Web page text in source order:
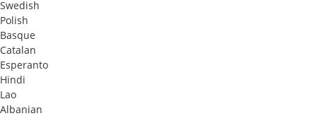
Swedish
Polish
Basque
Catalan
Esperanto
Hindi
Lao
Albanian